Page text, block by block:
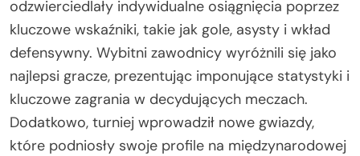
odzwierciedlały indywidualne osiągnięcia poprzez
kluczowe wskaźniki, takie jak gole, asysty i wkład
defensywny. Wybitni zawodnicy wyróżnili się jako
najlepsi gracze, prezentując imponujące statystyki i
kluczowe zagrania w decydujących meczach.
Dodatkowo, turniej wprowadził nowe gwiazdy,
które podniosły swoje profile na międzynarodowej